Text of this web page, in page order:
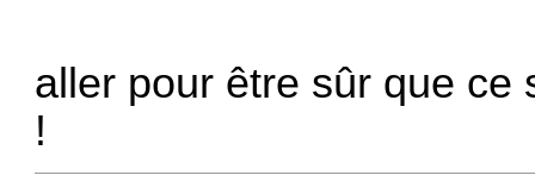
aller pour être sûr que ce
!